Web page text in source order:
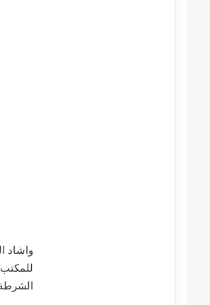
واشاد